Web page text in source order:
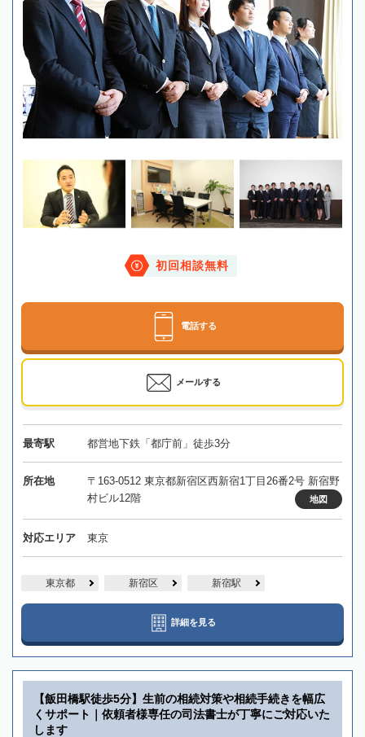
初回相談無料
電話する
メールする
最寄駅 都営地下鉄「都庁前」徒歩3分
所在地
〒163-0512 東京都新宿区西新宿1丁目26番2号 新宿野
村ビル12階
地図
対応エリア 東京
東京都 新宿区 新宿駅
詳細を見る
【飯田橋駅徒歩5分】生前の相続対策や相続手続きを幅広
くサポート｜依頼者様専任の司法書士が丁寧にご対応いた
します